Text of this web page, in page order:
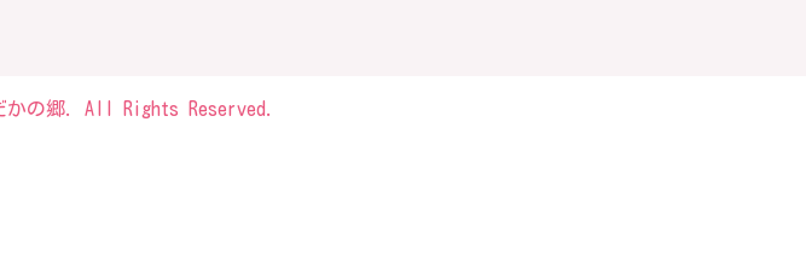
かの郷. All Rights Reserved.